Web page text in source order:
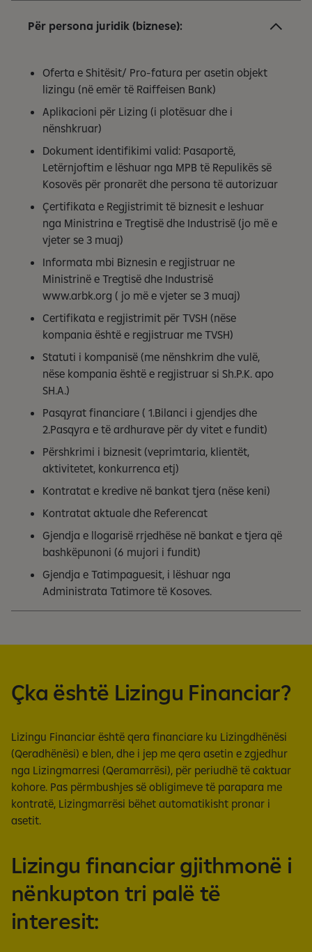
Për persona juridik (biznese):
Oferta e Shitësit/ Pro-fatura per asetin objekt
lizingu (në emër të Raiffeisen Bank)
Aplikacioni për Lizing (i plotësuar dhe i
nënshkruar)
Dokument identifikimi valid: Pasaportë,
Letërnjoftim e lëshuar nga MPB të Repulikës së
Kosovës për pronarët dhe persona të autorizuar
Çertifikata e Regjistrimit të biznesit e leshuar
nga Ministrina e Tregtisë dhe Industrisë (jo më e
vjeter se 3 muaj)
Informata mbi Biznesin e regjistruar ne
Ministrinë e Tregtisë dhe Industrisë
www.arbk.org ( jo më e vjeter se 3 muaj)
Certifikata e regjistrimit për TVSH (nëse
kompania është e regjistruar me TVSH)
Statuti i kompanisë (me nënshkrim dhe vulë,
nëse kompania është e regjistruar si Sh.P.K. apo
SH.A.)
Pasqyrat financiare ( 1.Bilanci i gjendjes dhe
2.Pasqyra e të ardhurave për dy vitet e fundit)
Përshkrimi i biznesit (veprimtaria, klientët,
aktivitetet, konkurrenca etj)
Kontratat e kredive në bankat tjera (nëse keni)
Kontratat aktuale dhe Referencat
Gjendja e llogarisë rrjedhëse në bankat e tjera që
bashkëpunoni (6 mujori i fundit)
Gjendja e Tatimpaguesit, i lëshuar nga
Administrata Tatimore të Kosoves.
Çka është Lizingu Financiar?
Lizingu Financiar është qera financiare ku Lizingdhënësi
(Qeradhënësi) e blen, dhe i jep me qera asetin e zgjedhur
nga Lizingmarresi (Qeramarrësi), për periudhë të caktuar
kohore. Pas përmbushjes së obligimeve të parapara me
kontratë, Lizingmarrësi bëhet automatikisht pronar i
asetit.
Lizingu financiar gjithmonë i
nënkupton tri palë të
interesit: